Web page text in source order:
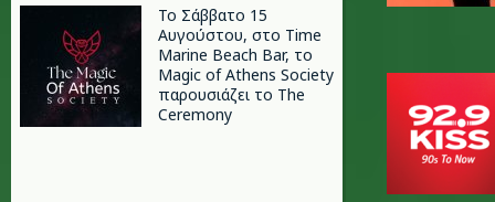
Το Σάββατο 15
Αυγούστου, στο Time
Marine Beach Bar, το
Magic of Athens Society
παρουσιάζει το The
Ceremony